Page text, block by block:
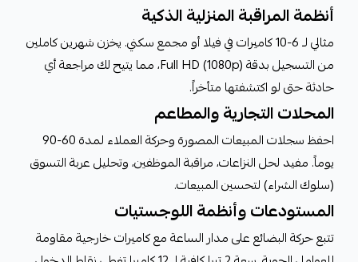
أنظمة المراقبة المنزلية الذكية
مثالي لـ 6-10 كاميرات في فيلا أو مجمع سكني. يخزن شهرين كاملين
من التسجيل بدقة Full HD (1080p)، مما يتيح لك مراجعة أي
حادثة حتى لو اكتشفتها متأخراً.
المحلات التجارية والمطاعم
احفظ سجلات المبيعات المصورة وحركة العملاء لمدة 60-90
يوماً. مفيد لحل النزاعات، مراقبة الموظفين، وتحليل عربة التسوق
(سلوك الشراء) لتحسين المبيعات.
المستودعات وأنظمة اللوجستيات
تتبع حركة البضائع على مدار الساعة مع كاميرات خارجية مقاومة